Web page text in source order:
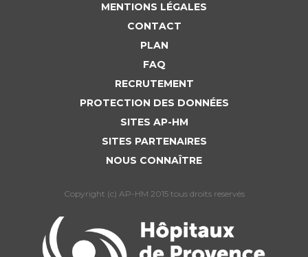
MENTIONS LÉGALES
CONTACT
PLAN
FAQ
RECRUTEMENT
PROTECTION DES DONNÉES
SITES AP-HM
SITES PARTENAIRES
NOUS CONNAÎTRE
Copyright (c) AP-HM 2015 tous droits reservés